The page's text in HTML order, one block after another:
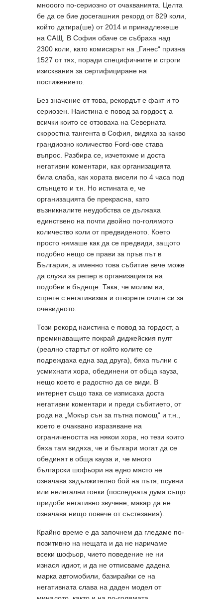
мнооого по-сериозно от очакванията. Целта
бе да се бие досегашния рекорд от 829 коли,
който датира(ше) от 2014 и принадлежеше
на САЩ. В София обаче се събраха над
2300 коли, като комисарът на „Гинес“ призна
1527 от тях, поради специфичните и строги
изисквания за сертифициране на
постижението.
Без значение от това, рекордът е факт и то
сериозен. Наистина е повод за гордост, а
всички които се отзоваха на Северната
скоростна тангента в София, видяха за какво
грандиозно количество Ford-ове става
въпрос. Разбира се, изчетохме и доста
негативни коментари, как организацията
била слаба, как хората висели по 4 часа под
слънцето и т.н. Но истината е, че
организацията бе прекрасна, като
възникналите неудобства се дължаха
единствено на почти двойно по-голямото
количество коли от предвиденото. Което
просто нямаше как да се предвиди, защото
подобно нещо се прави за пръв път в
България, а именно това събитие вече може
да служи за репер в организацията на
подобни в бъдеще. Така, че молим ви,
спрете с негативизма и отворете очите си за
очевидното.
Този рекорд наистина е повод за гордост, а
преминаващите покрай диджейския пулт
(реално стартът от който колите се
подреждаха една зад друга), бяха пълни с
усмихнати хора, обединени от обща кауза,
нещо което е радостно да се види. В
интернет също така се изписаха доста
негативни коментари и преди събитието, от
рода на „Мокър сън за пътна помощ“ и т.н.,
което е очаквано изразяване на
ограничеността на някои хора, но тези които
бяха там видяха, че и българи могат да се
обединят в обща кауза и, че много
български шофьори на едно място не
означава задължително бой на пътя, псувни
или нелегални гонки (последната дума също
придоби негативно звучене, макар да не
означава нищо повече от състезания).
Крайно време е да започнем да гледаме по-
позитивно на нещата и да не наричаме
всеки шофьор, чието поведение не ни
изнася идиот, и да не отписваме дадена
марка автомобили, базирайки се на
негативната слава на даден модел от